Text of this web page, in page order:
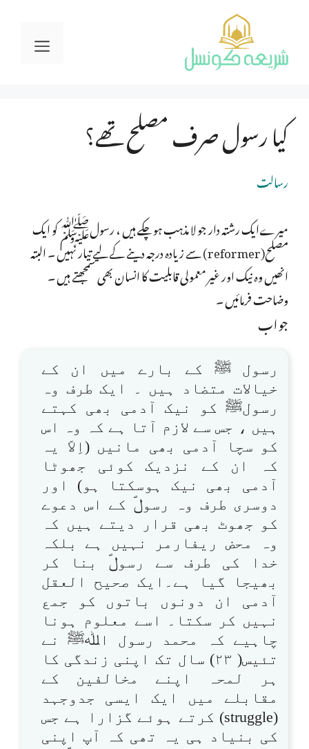
content
کیا رسول صرف مصلح تھے؟
رسالت
میرےایک رشتہ دار جو لا مذہب ہوچکے ہیں ، رسولﷺ کو ایک
مصلح(reformer) سے زیادہ درجہ دینے کے لیے تیار نہیں ۔ البتہ
انھیں وہ نیک اور غیر معمولی قابلیت کا انسان بھی سمجھتے ہیں ۔
وضاحت فرمائیں ۔
جواب
رسول ﷺ کے بارے میں ان کے
خیالات متضاد ہیں ۔ ایک طرف وہ
رسولﷺ کو نیک آدمی بھی کہتے
ہیں ، جس سے لازم آتا ہے کہ وہ اس
کو سچا آدمی بھی مانیں (اِلاّ یہ
کہ ان کے نزدیک کوئی جھوٹا
آدمی بھی نیک ہوسکتا ہو) اور
دوسری طرف وہ رسولؐ کے اس دعوے
کو جھوٹ بھی قرار دیتے ہیں کہ
وہ محض ریفارمر نہیں ہے بلکہ
خدا کی طرف سے رسولؐ بنا کر
بھیجا گیا ہے۔ایک صحیح العقل
آدمی ان دونوں باتوں کو جمع
نہیں کر سکتا۔ اسے معلوم ہونا
چاہیے کہ محمد رسول اﷲﷺ نے
تئیس( ۲۳) سال تک اپنی زندگی کا
ہر لمحہ اپنے مخالفین کے
مقابلے میں ایک ایسی جدوجہد
(struggle) کرتے ہوئے گزارا ہے جس
کی بنیاد ہی یہ تھی کہ آپ اپنی